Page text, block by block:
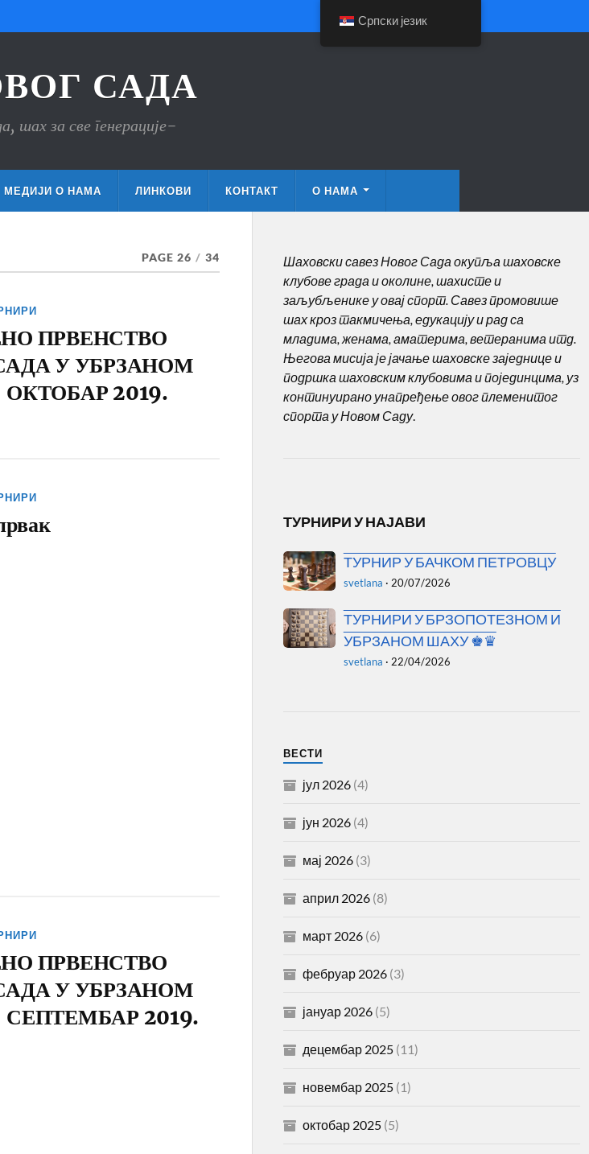
САДА
шах за све генерације-
МЕДИЈИ О НАМА ЛИНКОВИ КОНТАКТ О НАМА
PAGE 26 / 34
ПРВЕНСТВО
У УБРЗАНОМ
2019.
ПРВЕНСТВО
У УБРЗАНОМ
2019.
Шаховски савез Новог Сада окупља шаховске
клубове града и околине, шахисте и
заљубљенике у овај спорт. Савез промовише
шах кроз такмичења, едукацију и рад са
младима, женама, аматерима, ветеранима итд.
Његова мисија је јачање шаховске заједнице и
подршка шаховским клубовима и појединцима, уз
континуирано унапређење овог племенитог
спорта у Новом Саду.
ТУРНИРИ У НАЈАВИ
ТУРНИР У БАЧКОМ ПЕТРОВЦУ
svetlana · 20/07/2026
ТУРНИРИ У БРЗОПОТЕЗНОМ И
УБРЗАНОМ ШАХУ ♚♛
svetlana · 22/04/2026
ВЕСТИ
јул 2026(4)
јун 2026(4)
мај 2026(3)
април 2026(8)
март 2026(6)
фебруар 2026(3)
јануар 2026(5)
децембар 2025(11)
новембар 2025(1)
октобар 2025(5)
Српски језик